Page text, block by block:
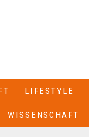
LIFESTYLE
WISSENSCHAFT